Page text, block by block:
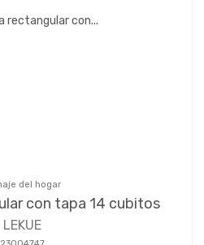
del hogar
con tapa 14 cubitos
LEKUE